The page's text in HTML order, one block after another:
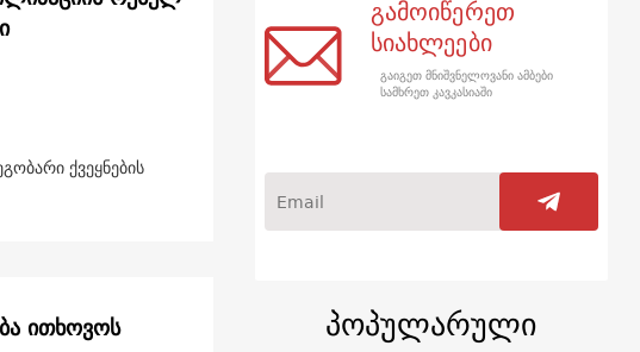
ქვეყნების
ითხოვოს
გამოიწერეთ
სიახლეები
გაიგეთ მნიშვნელოვანი ამბები
სამხრეთ კავკასიაში
პოპულარული